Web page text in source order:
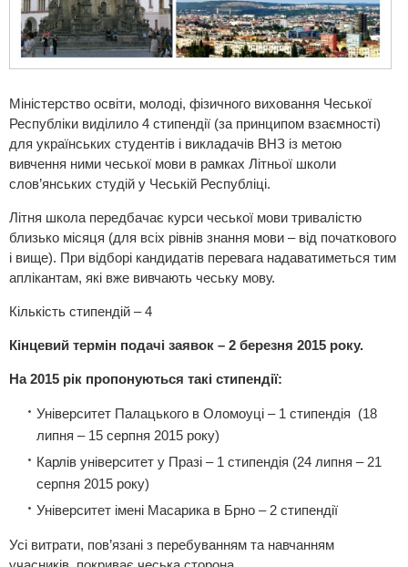
Міністерство освіти, молоді, фізичного виховання Чеської
Республіки виділило 4 стипендії (за принципом взаємності)
для українських студентів і викладачів ВНЗ із метою
вивчення ними чеської мови в рамках Літньої школи
слов’янських студій у Чеській Республіці.
Літня школа передбачає курси чеської мови тривалістю
близько місяця (для всіх рівнів знання мови – від початкового
і вище). При відборі кандидатів перевага надаватиметься тим
аплікантам, які вже вивчають чеську мову.
Кількість стипендій – 4
Кінцевий термін подачі заявок – 2 березня 2015 року.
На 2015 рік пропонуються такі стипендії:
Університет Палацького в Оломоуці – 1 стипендія (18
липня – 15 серпня 2015 року)
Карлів університет у Празі – 1 стипендія (24 липня – 21
серпня 2015 року)
Університет імені Масарика в Брно – 2 стипендії
Усі витрати, пов’язані з перебуванням та навчанням